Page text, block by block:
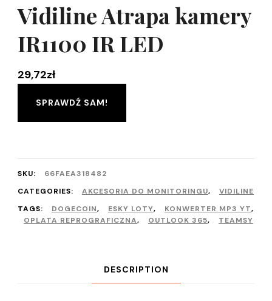
Vidiline Atrapa kamery
IR1100 IR LED
29,72zł
SPRAWDŹ SAM!
SKU:
66FAEA318482
CATEGORIES:
AKCESORIA DO MONITORINGU,
VIDILINE
TAGS:
DOGECOIN, ESKY LOTY, KONWERTER MP3 YT,
OPLATA REPROGRAFICZNA, OUTLOOK 365, TEAMSY
DESCRIPTION